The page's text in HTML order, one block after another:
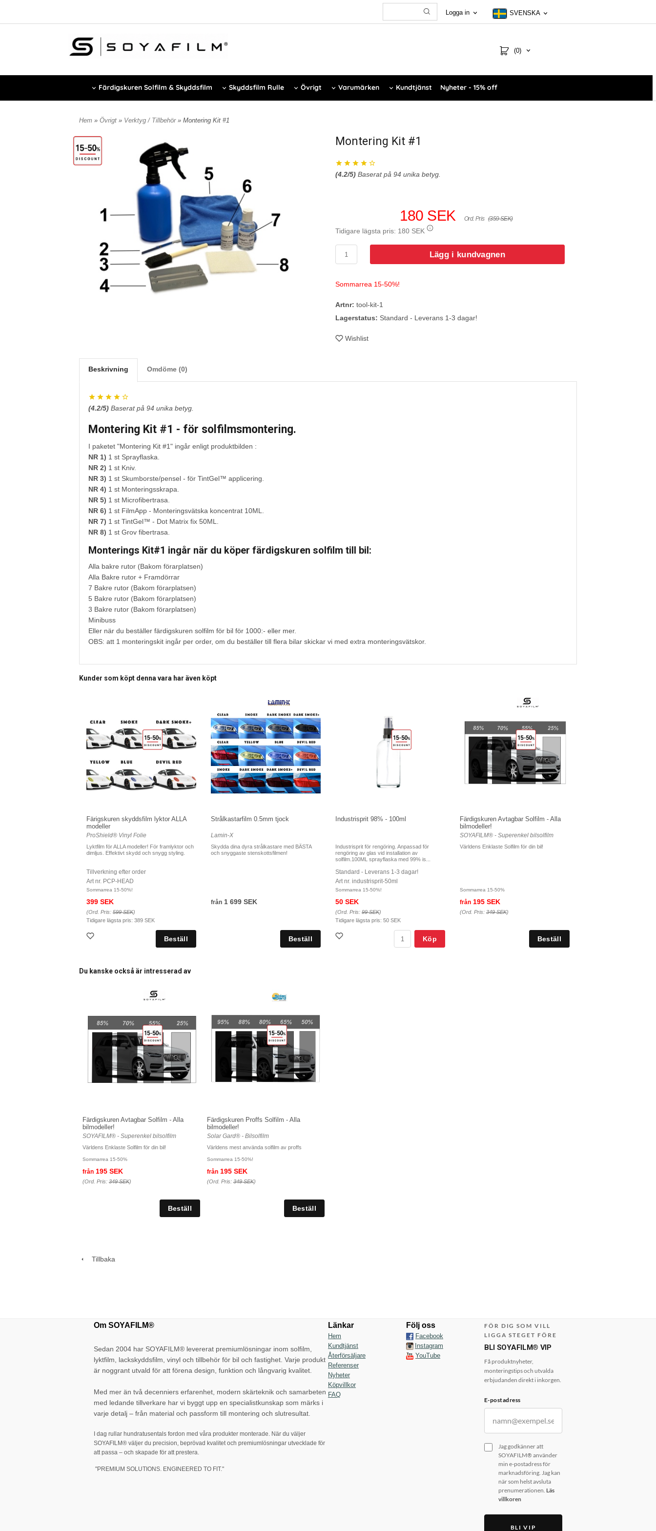
Logga in SVENSKA
(0)
Färdigskuren Solfilm & Skyddsfilm Skyddsfilm Rulle Övrigt Varumärken Kundtjänst Nyheter - 15% off
Hem » Övrigt » Verktyg / Tillbehör » Montering Kit #1
Montering Kit #1
(4.2/5) Baserat på 94 unika betyg.
180 SEK Ord. Pris (359 SEK)
Tidigare lägsta pris: 180 SEK
Lägg i kundvagnen
Sommarrea 15-50%!
Artnr: tool-kit-1
Lagerstatus: Standard - Leverans 1-3 dagar!
Wishlist
Beskrivning Omdöme (0)
(4.2/5) Baserat på 94 unika betyg.
Montering Kit #1 - för solfilmsmontering.
I paketet "Montering Kit #1" ingår enligt produktbilden :
NR 1) 1 st Sprayflaska.
NR 2) 1 st Kniv.
NR 3) 1 st Skumborste/pensel - för TintGel™ applicering.
NR 4) 1 st Monteringsskrapa.
NR 5) 1 st Microfibertrasa.
NR 6) 1 st FilmApp - Monteringsvätska koncentrat 10ML.
NR 7) 1 st TintGel™ - Dot Matrix fix 50ML.
NR 8) 1 st Grov fibertrasa.
Monterings Kit#1 ingår när du köper färdigskuren solfilm till bil:
Alla bakre rutor (Bakom förarplatsen)
Alla Bakre rutor + Framdörrar
7 Bakre rutor (Bakom förarplatsen)
5 Bakre rutor (Bakom förarplatsen)
3 Bakre rutor (Bakom förarplatsen)
Minibuss
Eller när du beställer färdigskuren solfilm för bil för 1000:- eller mer.
OBS: att 1 monteringskit ingår per order, om du beställer till flera bilar skickar vi med extra monteringsvätskor.
Kunder som köpt denna vara har även köpt
Färigskuren skyddsfilm lyktor ALLA
modeller
ProShield® Vinyl Folie
Lyktfilm för ALLA modeller! För framlyktor och
dimljus. Effektivt skydd och snygg styling.
Tillverkning efter order
Art nr. PCP-HEAD
Sommarrea 15-50%!
399 SEK
(Ord. Pris: 599 SEK)
Tidigare lägsta pris: 389 SEK
Strålkastarfilm 0.5mm tjock
Lamin-X
Skydda dina dyra strålkastare med BÄSTA
och snyggaste stenskottsfilmen!
från 1 699 SEK
Industrisprit 98% - 100ml
Industrisprit för rengöring. Anpassad för
rengöring av glas vid installation av
solfilm.100ML sprayflaska med 99% is...
Standard - Leverans 1-3 dagar!
Art nr. industrisprit-50ml
Sommarrea 15-50%!
50 SEK
(Ord. Pris: 99 SEK)
Tidigare lägsta pris: 50 SEK
Köp
Färdigskuren Avtagbar Solfilm - Alla
bilmodeller!
SOYAFILM® - Superenkel bilsolfilm
Världens Enklaste Solfilm för din bil!
Sommarrea 15-50%
från 195 SEK
(Ord. Pris: 349 SEK)
Du kanske också är intresserad av
Färdigskuren Avtagbar Solfilm - Alla
bilmodeller!
SOYAFILM® - Superenkel bilsolfilm
Världens Enklaste Solfilm för din bil!
Sommarrea 15-50%
från 195 SEK
(Ord. Pris: 349 SEK)
Färdigskuren Proffs Solfilm - Alla
bilmodeller!
Solar Gard® - Bilsolfilm
Världens mest använda solfilm av proffs
Sommarrea 15-50%!
från 195 SEK
(Ord. Pris: 349 SEK)
Tillbaka
Om SOYAFILM®
Sedan 2004 har SOYAFILM® levererat premiumlösningar inom solfilm,
lyktfilm, lackskyddsfilm, vinyl och tillbehör för bil och fastighet. Varje produkt
är noggrant utvald för att förena design, funktion och långvarig kvalitet.
Med mer än två decenniers erfarenhet, modern skärteknik och samarbeten
med ledande tillverkare har vi byggt upp en specialistkunskap som märks i
varje detalj – från material och passform till montering och slutresultat.
I dag rullar hundratusentals fordon med våra produkter monterade. När du väljer
SOYAFILM® väljer du precision, beprövad kvalitet och premiumlösningar utvecklade för
att passa – och skapade för att prestera.
"PREMIUM SOLUTIONS. ENGINEERED TO FIT."
Länkar
Hem
Kundtjänst
Återförsäljare
Referenser
Nyheter
Köpvillkor
FAQ
Följ oss
Facebook
Instagram
YouTube
FÖR DIG SOM VILL
LIGGA STEGET FÖRE
BLI SOYAFILM® VIP
Få produktnyheter,
monteringstips och utvalda
erbjudanden direkt i inkorgen.
E-postadress
Jag godkänner att
SOYAFILM® använder
min e-postadress för
marknadsföring. Jag kan
när som helst avsluta
prenumerationen. Läs
villkoren
BLI VIP